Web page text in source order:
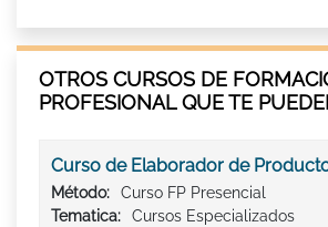
OTROS CURSOS DE
PROFESIONAL QUE TE
Curso de Elaborador de
Método:
Curso FP Presencial
Tematica:
Cursos Especializados